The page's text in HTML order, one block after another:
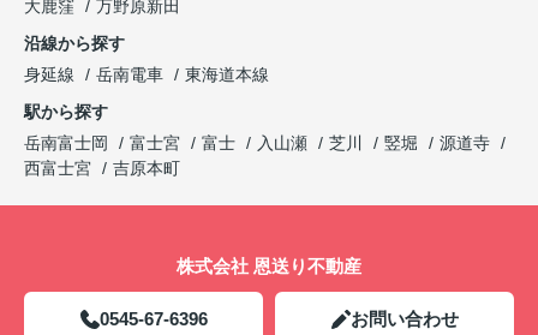
大鹿窪
万野原新田
沿線から探す
身延線
岳南電車
東海道本線
駅から探す
岳南富士岡
富士宮 富士 入山瀬 芝川 竪堀
源道寺
西富士宮
吉原本町
株式会社 恩送り不動産
0545-67-6396 お問い合わせ